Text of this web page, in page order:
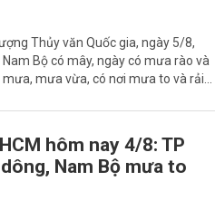
Thủy văn Quốc gia, ngày 5/8,
Bộ có mây, ngày có mưa rào và
mưa vừa, có nơi mưa to và rải...
hôm nay 4/8: TP
Nam Bộ mưa to